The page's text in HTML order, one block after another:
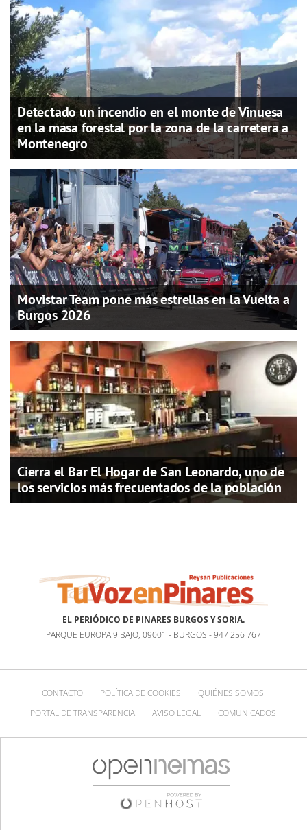
Detectado un incendio en el monte de Vinuesa
en la masa forestal por la zona de la carretera a
Montenegro
Movistar Team pone más estrellas en la Vuelta a
Burgos 2026
Cierra el Bar El Hogar de San Leonardo, uno de
los servicios más frecuentados de la población
EL PERIÓDICO DE PINARES BURGOS Y SORIA.
PARQUE EUROPA 9 BAJO, 09001 - BURGOS - 947 256 767
CONTACTO POLÍTICA DE COOKIES
QUIÉNES SOMOS
PORTAL DE TRANSPARENCIA
AVISO LEGAL COMUNICADOS